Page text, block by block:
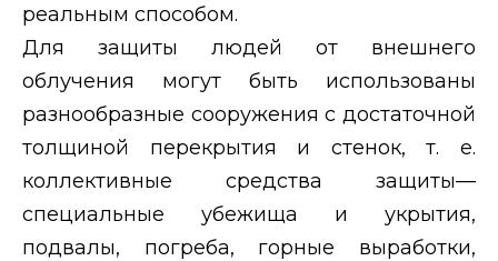
реальным способом.
Для защиты людей от внешнего
облучения могут быть использованы
разнообразные сооружения с достаточной
толщиной перекрытия и стенок, т. е.
коллективные средства защиты—
специальные убежища и укрытия,
подвалы, погреба, горные выработки,